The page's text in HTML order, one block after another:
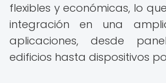
flexibles y económicas, lo
integración en una
aplicaciones, desde
edificios hasta dispositivos